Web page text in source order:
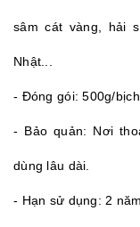
sâm cát vàng, hải
Nhật...
- Đóng gói: 500g/
- Bảo quản: Nơi
dùng lâu dài.
- Hạn sử dụng: 2